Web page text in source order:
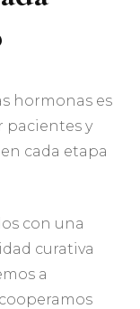
hormonas es
pacientes y
cada etapa
con una
curativa
a